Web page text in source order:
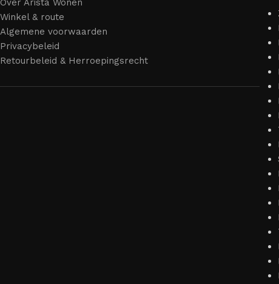
Over Arista Wonen
Winkel & route
Algemene voorwaarden
Privacybeleid
Retourbeleid & Herroepingsrecht